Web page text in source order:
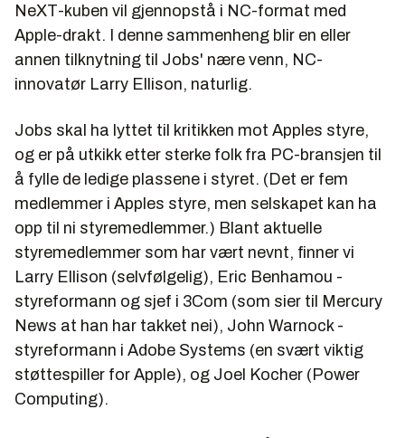
NeXT-kuben vil gjennopstå i NC-format med
Apple-drakt. I denne sammenheng blir en eller
annen tilknytning til Jobs' nære venn, NC-
innovatør Larry Ellison, naturlig.
Jobs skal ha lyttet til kritikken mot Apples styre,
og er på utkikk etter sterke folk fra PC-bransjen til
å fylle de ledige plassene i styret. (Det er fem
medlemmer i Apples styre, men selskapet kan ha
opp til ni styremedlemmer.) Blant aktuelle
styremedlemmer som har vært nevnt, finner vi
Larry Ellison (selvfølgelig), Eric Benhamou -
styreformann og sjef i 3Com (som sier til Mercury
News at han har takket nei), John Warnock -
styreformann i Adobe Systems (en svært viktig
støttespiller for Apple), og Joel Kocher (Power
Computing).